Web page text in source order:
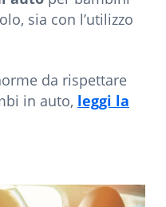
sia con l’utilizzo
da rispettare
in auto, leggi la